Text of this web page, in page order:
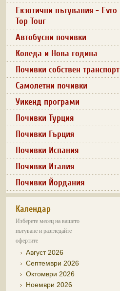
Екзотични пътувания - Evro
Top Tour
Автобусни почивки
Коледа и Нова година
Почивки собствен транспорт
Самолетни почивки
Уикенд програми
Почивки Турция
Почивки Гърция
Почивки Испания
Почивки Италия
Почивки Йордания
Календар
Изберете месец на вашето
пътуване и разгледайте
офертите
Август 2026
Септември 2026
Октомври 2026
Ноември 2026